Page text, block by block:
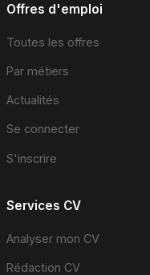
Offres d'emploi
Toutes les offres
Par métiers
Actualités
Se connecter
S'inscrire
Services CV
Analyser mon CV
Rédaction CV